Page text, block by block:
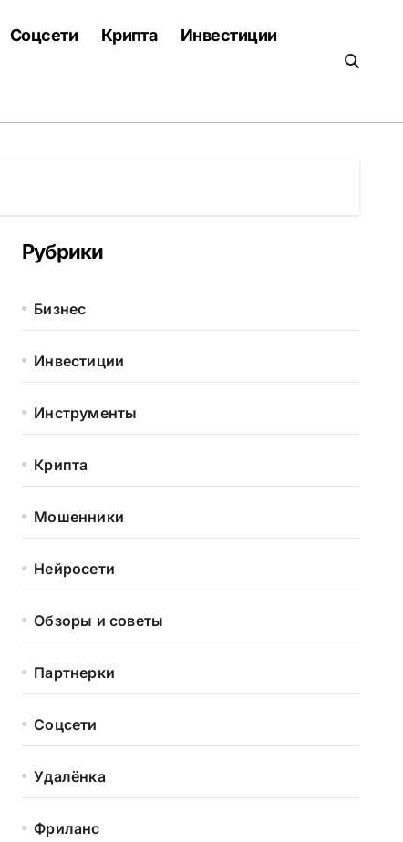
Соцсети Крипта Инвестиции
Рубрики
Бизнес
Инвестиции
Инструменты
Крипта
Мошенники
Нейросети
Обзоры и советы
Партнерки
Соцсети
Удалёнка
Фриланс